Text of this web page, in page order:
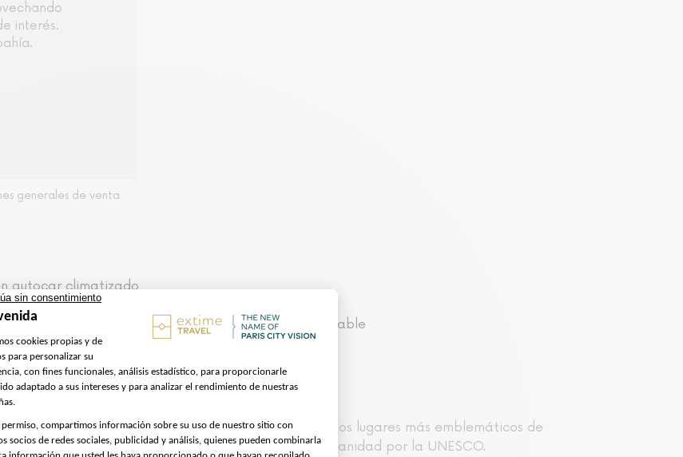
interés.
generales de venta
autocar climatizado
10 idiomas a través de una aplicación móvil descargable
entre cielo y mar en total libertad. Visitarás uno de los lugares más emblemáticos de
Michel y su bahía, declarados Patrimonio de la Humanidad por la UNESCO.